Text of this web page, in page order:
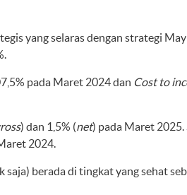
yang selaras dengan strategi
pada Maret 2024 dan Cost to
) dan 1,5% (net) pada Maret 2025.
2024.
saja) berada di tingkat yang sehat